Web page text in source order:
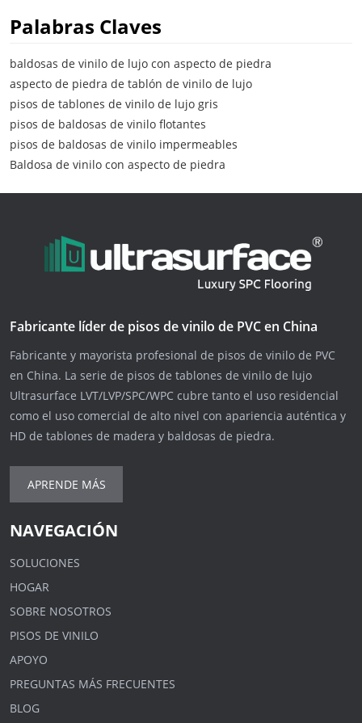
Palabras Claves
baldosas de vinilo de lujo con aspecto de piedra
aspecto de piedra de tablón de vinilo de lujo
pisos de tablones de vinilo de lujo gris
pisos de baldosas de vinilo flotantes
pisos de baldosas de vinilo impermeables
Baldosa de vinilo con aspecto de piedra
Fabricante líder de pisos de vinilo de PVC en China
Fabricante y mayorista profesional de pisos de vinilo de PVC
en China. La serie de pisos de tablones de vinilo de lujo
Ultrasurface LVT/LVP/SPC/WPC cubre tanto el uso residencial
como el uso comercial de alto nivel con apariencia auténtica y
HD de tablones de madera y baldosas de piedra.
APRENDE MÁS
NAVEGACIÓN
SOLUCIONES
HOGAR
SOBRE NOSOTROS
PISOS DE VINILO
APOYO
PREGUNTAS MÁS FRECUENTES
BLOG